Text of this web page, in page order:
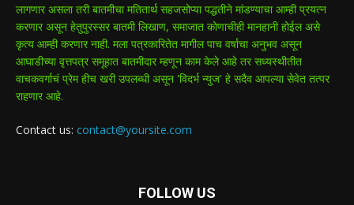
लागणार असला तरी बातमीचा मतितार्थ सहजसोप्या पद्धतीने मांडण्याचा आम्ही प्रयत्न
करणार असून हेतुपुरस्सर बातमी लिखाण, समाजात कोणाचीही मानहानी होईल असे
कृत्य आम्ही करणार नाही. मला पत्रकारितेत मागील पाच वर्षाचा अनुभव असून
आघाडीच्या वृत्तपत्र समूहात बातमीदार म्हणून काम केले आहे तर सध्यस्थीतीत
वाचकवर्गाचं प्रेम हीच खरी उपलब्धी असून 'विदर्भ न्युज' हे सदैव आपल्या सेवेत तत्पर
राहणार आहे.
Contact us: contact@yoursite.com
FOLLOW US